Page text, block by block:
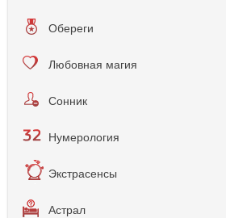
Обереги
Любовная магия
Сонник
Нумерология
Экстрасенсы
Астрал